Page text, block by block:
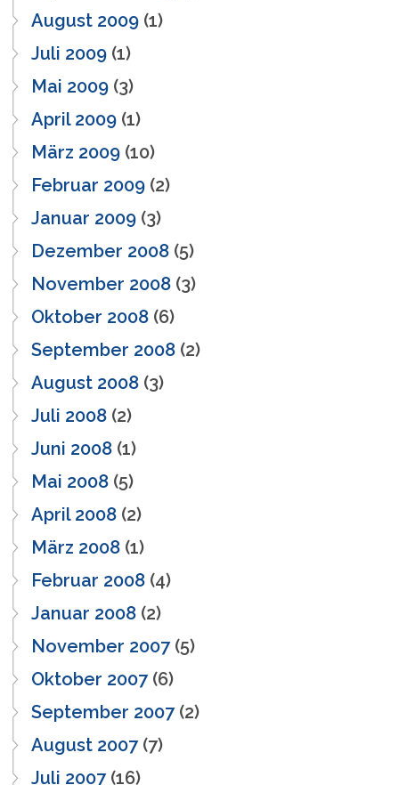
August 2009 (1)
Juli 2009 (1)
Mai 2009 (3)
April 2009 (1)
März 2009 (10)
Februar 2009 (2)
Januar 2009 (3)
Dezember 2008 (5)
November 2008 (3)
Oktober 2008 (6)
September 2008 (2)
August 2008 (3)
Juli 2008 (2)
Juni 2008 (1)
Mai 2008 (5)
April 2008 (2)
März 2008 (1)
Februar 2008 (4)
Januar 2008 (2)
November 2007(5)
Oktober 2007(6)
September 2007(2)
August 2007(7)
Juli 2007(16)